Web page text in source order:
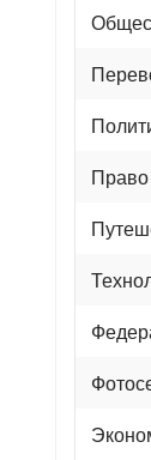
Право